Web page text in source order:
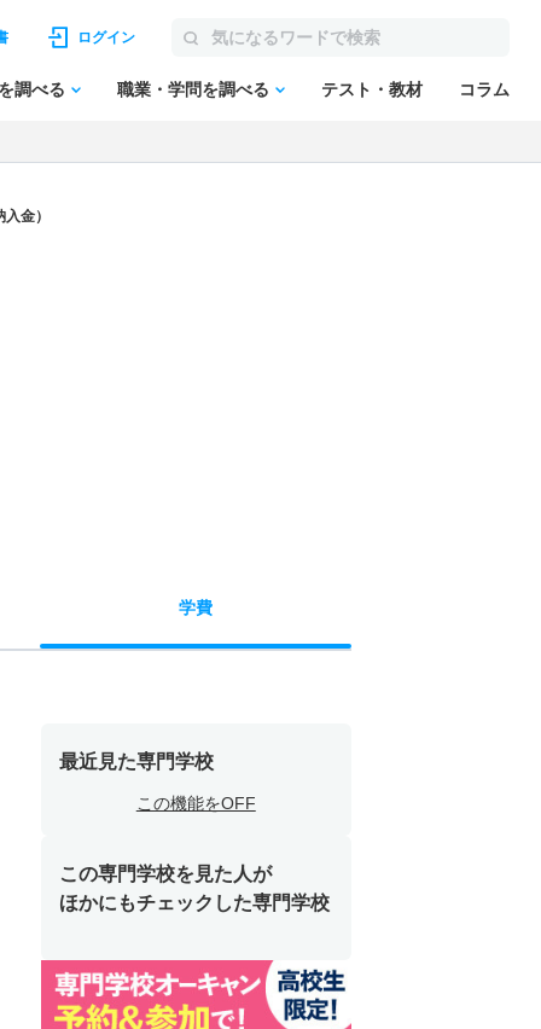
ログイン
調べる 職業・学問を調べる テスト・教材 コラム
金）
学費
最近見た専門学校
この機能をOFF
この専門学校を見た人が
ほかにもチェックした専門学校